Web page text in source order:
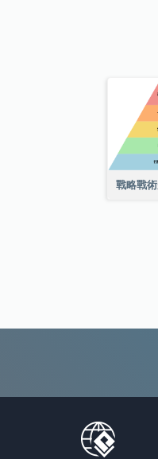
戰略戰